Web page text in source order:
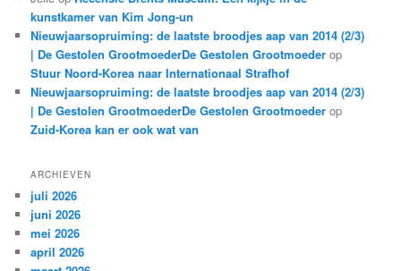
kunstkamer van Kim Jong-un
Nieuwjaarsopruiming: de laatste broodjes aap van 2014 (2/3)
| De Gestolen GrootmoederDe Gestolen Grootmoeder op
Stuur Noord-Korea naar Internationaal Strafhof
Nieuwjaarsopruiming: de laatste broodjes aap van 2014 (2/3)
| De Gestolen GrootmoederDe Gestolen Grootmoeder op
Zuid-Korea kan er ook wat van
ARCHIEVEN
juli 2026
juni 2026
mei 2026
april 2026